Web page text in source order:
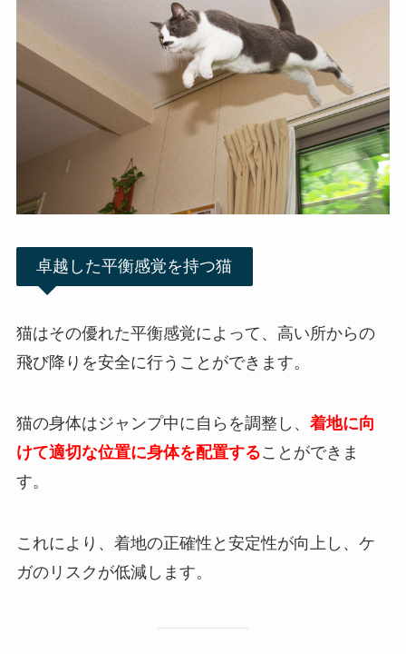
卓越した平衡感覚を持つ猫
猫はその優れた平衡感覚によって、高い所からの
飛び降りを安全に行うことができます。
猫の身体はジャンプ中に自らを調整し、 着地に向
けて適切な位置に身体を配置することができま
す。
これにより、着地の正確性と安定性が向上し、ケ
ガのリスクが低減します。